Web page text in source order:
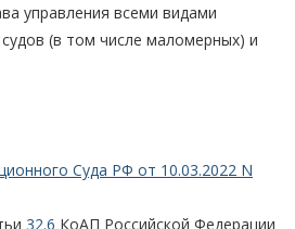
управления всеми видами
(в том числе маломерных) и
Суда РФ от 10.03.2022 N
32.6 КоАП Российской Федерации